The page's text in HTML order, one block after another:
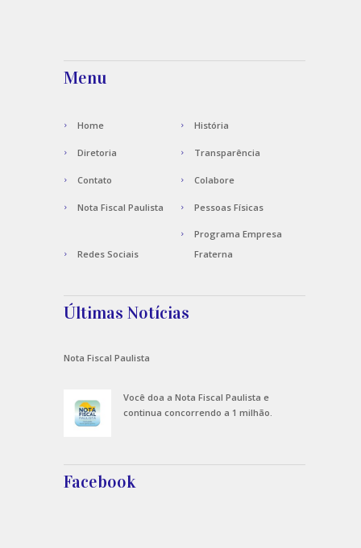
Menu
Home História
Diretoria Transparência
Contato Colabore
Nota Fiscal Paulista Pessoas Físicas
Redes Sociais
Programa Empresa
Fraterna
Últimas Notícias
Nota Fiscal Paulista
Você doa a Nota Fiscal Paulista e
continua concorrendo a 1 milhão.
Facebook